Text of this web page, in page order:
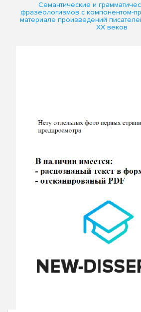
Семантические и
фразеологизмов с компонентом-
материале произведений
XX веков